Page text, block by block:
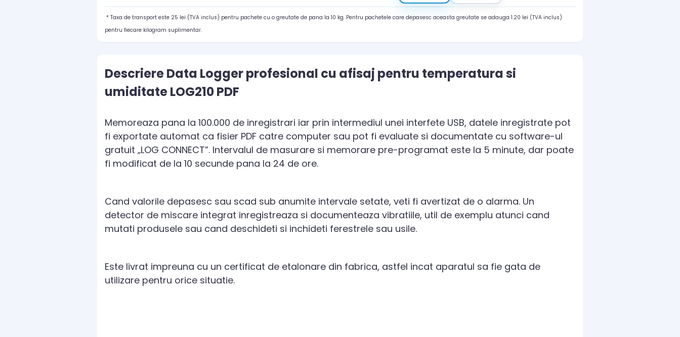
* Taxa de transport este 25 lei (TVA inclus) pentru pachete cu o greutate de pana la 10 kg. Pentru pachetele care depasesc aceasta greutate se adauga 1.20 lei (TVA inclus)
pentru fiecare kilogram suplimentar.
Descriere Data Logger profesional cu afisaj pentru temperatura si
umiditate LOG210 PDF
Memoreaza pana la 100.000 de inregistrari iar prin intermediul unei interfete USB, datele inregistrate pot
fi exportate automat ca fisier PDF catre computer sau pot fi evaluate si documentate cu software-ul
gratuit „LOG CONNECT”. Intervalul de masurare si memorare pre-programat este la 5 minute, dar poate
fi modificat de la 10 secunde pana la 24 de ore.
Cand valorile depasesc sau scad sub anumite intervale setate, veti fi avertizat de o alarma. Un
detector de miscare integrat inregistreaza si documenteaza vibratiile, util de exemplu atunci cand
mutati produsele sau cand deschideti si inchideti ferestrele sau usile.
Este livrat impreuna cu un certificat de etalonare din fabrica, astfel incat aparatul sa fie gata de
utilizare pentru orice situatie.